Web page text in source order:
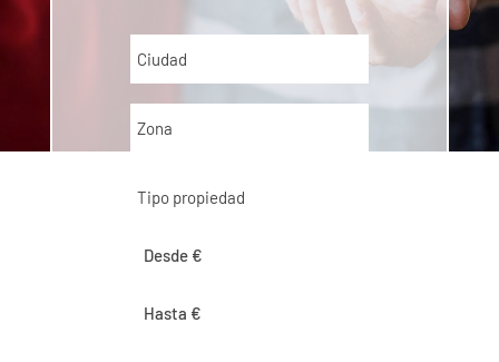
Ciudad
Zona
Tipo propiedad